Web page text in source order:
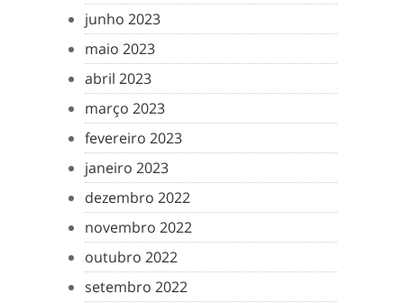
junho 2023
maio 2023
abril 2023
março 2023
fevereiro 2023
janeiro 2023
dezembro 2022
novembro 2022
outubro 2022
setembro 2022